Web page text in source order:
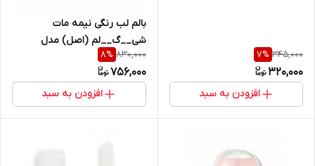
345,000
7%
320,000
افزودن به سبد
بالم لب رنگی نیمه مات
شی__گ‌‌__لم (اصل) مدل
bubble kiss
830,000
8%
756,000
افزودن به سبد